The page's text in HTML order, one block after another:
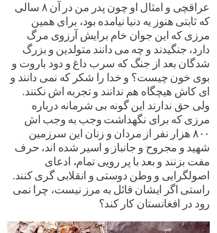
عراقچی و امثال او چون پدر من در آن ۸ سالی
که ثابتی هنوز یه دنیا نیامده بود، برای همین
مرزی که این جوان خام برایش آرزوی مرگ
دارد، جنگیدند و چه می دانند متولدین و بزرگ
شدگان بعد از جنگ که سرب داغ و دود باروت و
بوی خون چیست؟ و خدا را شکر که نمی دانند و
ای کاش هیچگاه هم ندانند و تجربه اش نکنند.
ولی حق ندارند این گونه بی شرمانه درباره
مرزی که برای نگهداشت وجب به وجب اش
۸۰۰ هزار نفر از مردان و زنان این سرزمین
شهید و مجروح و جانباز و اسیر شده اند، حرف
مفت بزنند و بعد با پر رویی تمام، ادعای
اصولگرایی و وطن دوستی و انقلابی گری کنند.
راستی اگر ایشان قائل به مرز نیست، چرا نمی
رود در افغانستان کار کند؟